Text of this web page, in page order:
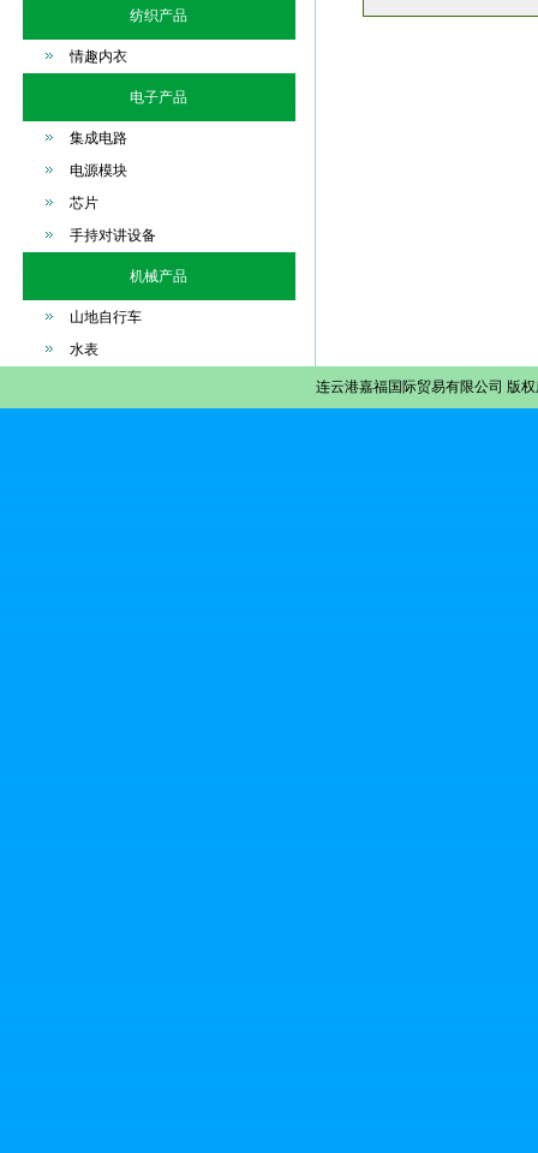
纺织产品
情趣内衣
电子产品
集成电路
电源模块
芯片
手持对讲设备
机械产品
山地自行车
水表
连云港嘉福国际贸易有限公司 版